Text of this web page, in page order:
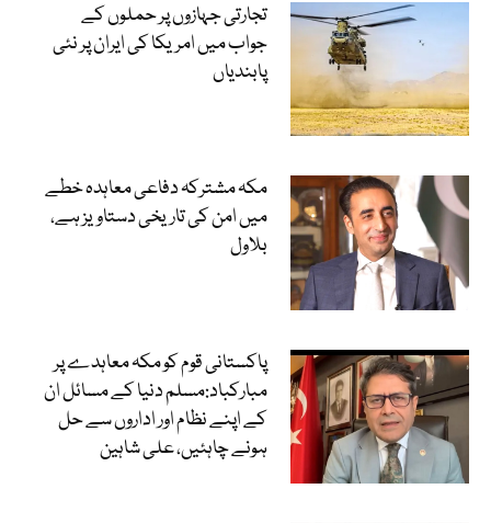
تجارتی جہازوں پر حملوں کے
جواب میں امریکا کی ایران پر نئی
پابندیاں
مکہ مشترکہ دفاعی معاہدہ خطے
میں امن کی تاریخی دستاویز ہے،
بلاول
پاکستانی قوم کو مکہ معاہدے پر
مبارکباد:مسلم دنیا کے مسائل ان
کے اپنے نظام اور اداروں سے حل
ہونے چاہئیں، علی شاہین